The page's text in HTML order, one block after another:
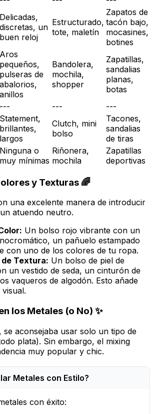
Delicadas,
discretas, un
buen reloj
Estructurado,
tote, maletín
Zapatos de
tacón bajo,
mocasines,
botines
Aros
pequeños,
pulseras de
abalorios,
anillos
Bandolera,
mochila,
shopper
Zapatillas,
sandalias
planas,
botas
--- --- ---
Statement,
brillantes,
largos
Clutch, mini
bolso
Tacones,
sandalias
de tiras
Ninguna o
muy mínimas
Riñonera,
mochila
Zapatillas
deportivas
y Texturas 🌈
una excelente manera de introducir
atuendo neutro.
Un bolso rojo vibrante con un
un pañuelo estampado
con uno de los colores de tu ropa.
Textura: Un bolso de piel de
un vestido de seda, un cinturón de
vaqueros de algodón. Esto añade
visual.
los Metales (o No) ✨
se aconsejaba usar solo un tipo de
plata). Sin embargo, el mixing
muy popular y chic.
Metales con Estilo?
con éxito: